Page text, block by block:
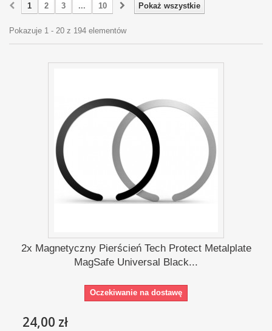
Pokaż wszystkie
1 2 3 ... 10
Pokazuje 1 - 20 z 194 elementów
2x Magnetyczny Pierścień Tech Protect Metalplate
MagSafe Universal Black...
Oczekiwanie na dostawę
24,00 zł